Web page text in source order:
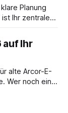
meist
Planung
Ihr zentraler
rund um
Leitfaden
Einstieg
auf Ihr
Wer noch eine
Mail & Cloud